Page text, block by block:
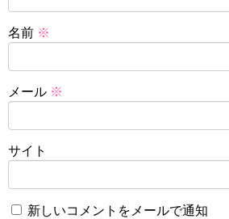
名前 ※
メール ※
サイト
新しいコメントをメールで通知